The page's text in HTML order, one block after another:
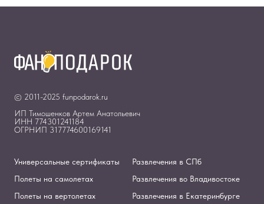
© 2011-2025 funpodarok.ru
ИП Тимошенков Артем Анатольевич
ИНН 774301241184
ОГРНИП 317774600169141
Универсальные сертификаты
Полеты на самолетах
Полеты на вертолетах
Развлечения в СПб
Развлечения во Владивостоке
Развлечения в Екатеринбурге